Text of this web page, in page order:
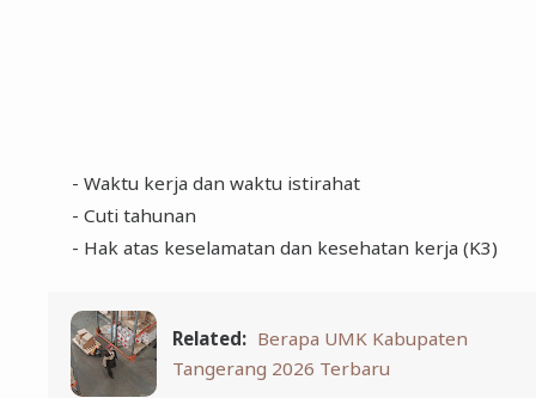
- Waktu kerja dan waktu istirahat
- Cuti tahunan
- Hak atas keselamatan dan kesehatan kerja (K3)
Related: Berapa UMK Kabupaten
Tangerang 2026 Terbaru